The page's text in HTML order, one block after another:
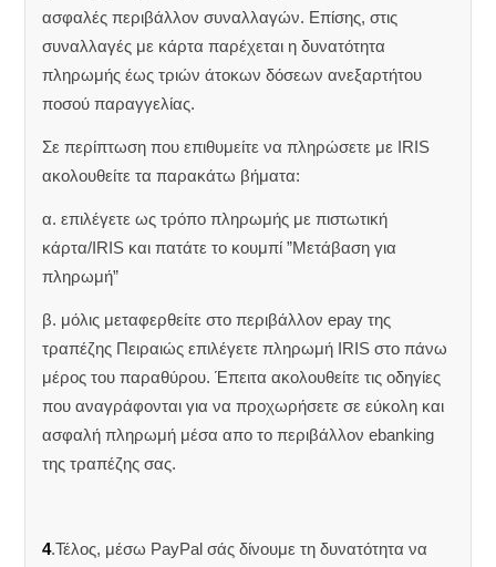
ασφαλές περιβάλλον συναλλαγών. Επίσης, στις
συναλλαγές με κάρτα παρέχεται η δυνατότητα
πληρωμής έως τριών άτοκων δόσεων ανεξαρτήτου
ποσού παραγγελίας.
Σε περίπτωση που επιθυμείτε να πληρώσετε με IRIS
ακολουθείτε τα παρακάτω βήματα:
α. επιλέγετε ως τρόπο πληρωμής με πιστωτική
κάρτα/IRIS και πατάτε το κουμπί ”Μετάβαση για
πληρωμή”
β. μόλις μεταφερθείτε στο περιβάλλον epay της
τραπέζης Πειραιώς επιλέγετε πληρωμή IRIS στο πάνω
μέρος του παραθύρου. Έπειτα ακολουθείτε τις οδηγίες
που αναγράφονται για να προχωρήσετε σε εύκολη και
ασφαλή πληρωμή μέσα απο το περιβάλλον ebanking
της τραπέζης σας.
4.Τέλος, μέσω PayPal σάς δίνουμε τη δυνατότητα να